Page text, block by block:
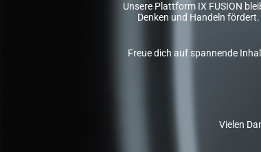
Unsere Plattform IX FUSION
Denken und Handeln
Freue dich auf spannende
Vielen